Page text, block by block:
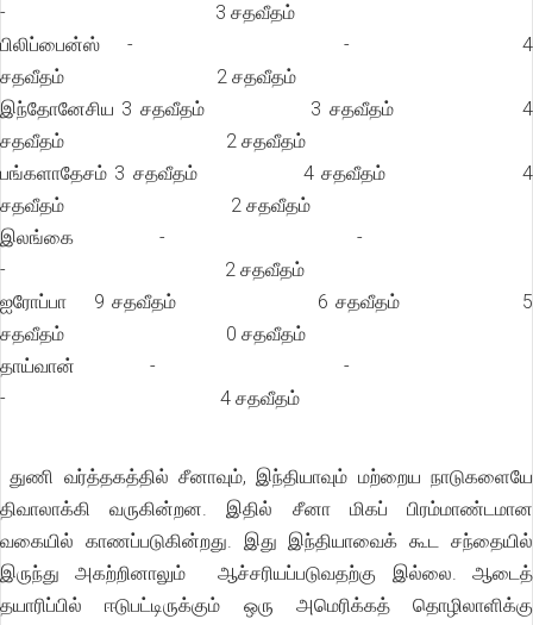
- 3 சதவீதம்
பிலிப்பைன்ஸ் - - 4
சதவீதம் 2 சதவீதம்
இந்தோனேசிய 3 சதவீதம் 3 சதவீதம் 4
சதவீதம் 2 சதவீதம்
பங்களாதேசம் 3 சதவீதம் 4 சதவீதம் 4
சதவீதம் 2 சதவீதம்
இலங்கை - -
- 2 சதவீதம்
ஐரோப்பா 9 சதவீதம் 6 சதவீதம் 5
சதவீதம் 0 சதவீதம்
தாய்வான் - -
- 4 சதவீதம்
துணி வர்த்தகத்தில் சீனாவும், இந்தியாவும் மற்றைய நாடுகளையே
திவாலாக்கி வருகின்றன. இதில் சீனா மிகப் பிரம்மாண்டமான
வகையில் காணப்படுகின்றது. இது இந்தியாவைக் கூட சந்தையில்
இருந்து அகற்றினாலும் ஆச்சரியப்படுவதற்கு இல்லை. ஆடைத்
தயாரிப்பில் ஈடுபட்டிருக்கும் ஒரு அமெரிக்கத் தொழிலாளிக்கு